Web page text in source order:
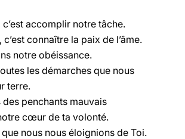
accomplir notre tâche.
connaître la paix de l’âme.
notre obéissance.
les démarches que nous
terre.
penchants mauvais
cœur de ta volonté.
nous nous éloignions de Toi.